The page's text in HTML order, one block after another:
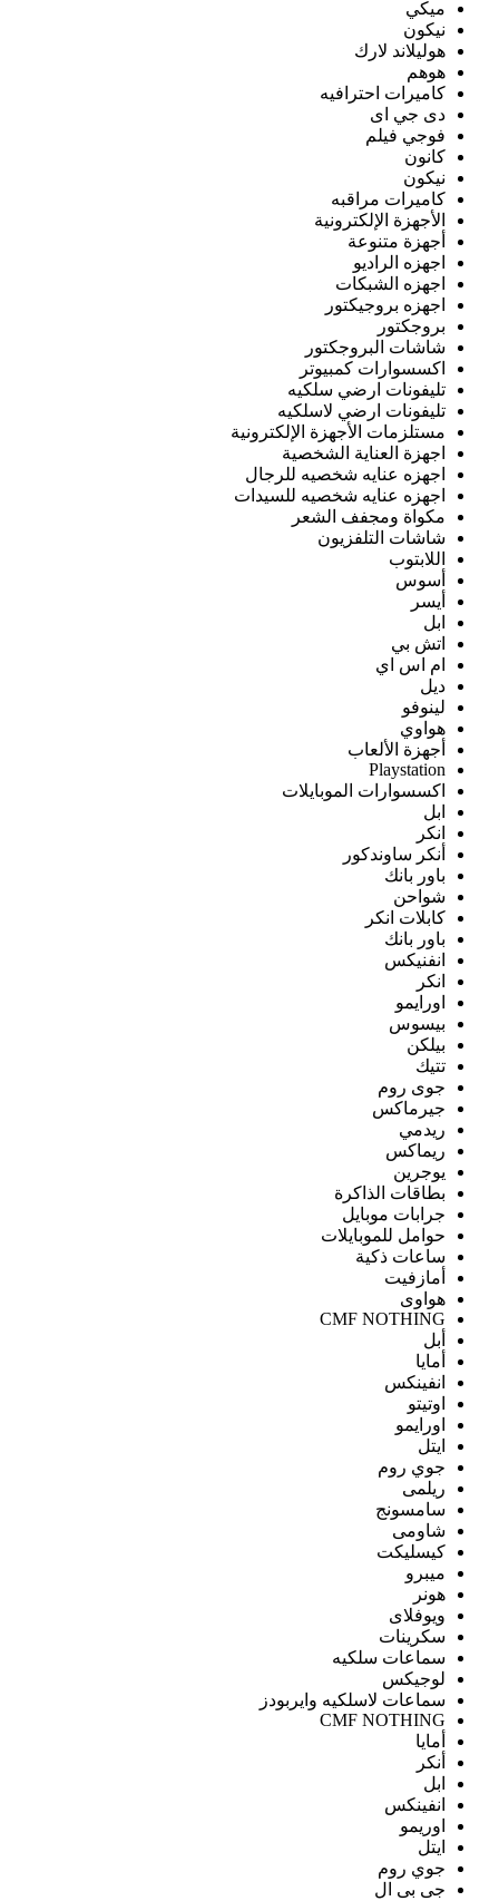
ميكي
نيكون
هوليلاند لارك
هوهم
كاميرات احترافيه
دى جي اى
فوجي فيلم
كانون
نيكون
كاميرات مراقبه
الأجهزة الإلكترونية
أجهزة متنوعة
اجهزه الراديو
اجهزه الشبكات
اجهزه بروجيكتور
بروجكتور
شاشات البروجكتور
اكسسوارات كمبيوتر
تليفونات ارضي سلكيه
تليفونات ارضي لاسلكيه
مستلزمات الأجهزة الإلكترونية
اجهزة العناية الشخصية
اجهزه عنايه شخصيه للرجال
اجهزه عنايه شخصيه للسيدات
مكواة ومجفف الشعر
شاشات التلفزيون
اللابتوب
أسوس
أيسر
ابل
اتش بي
ام اس اي
ديل
لينوفو
هواوي
أجهزة الألعاب
Playstation
اكسسوارات الموبايلات
ابل
انكر
أنكر ساوندكور
باور بانك
شواحن
كابلات انكر
باور بانك
انفنيكس
انكر
اورايمو
بيسوس
بيلكن
تتيك
جوى روم
جيرماكس
ريدمي
ريماكس
يوجرين
بطاقات الذاكرة
جرابات موبايل
حوامل للموبايلات
ساعات ذكية
أمازفيت
هواوى
CMF NOTHING
أبل
أمايا
انفينكس
اوتيتو
اورايمو
ايتل
جوي روم
ريلمى
سامسونج
شاومى
كيسليكت
ميبرو
هونر
ويوفلاى
سكرينات
سماعات سلكيه
لوجيكس
سماعات لاسلكيه وايربودز
CMF NOTHING
أمايا
أنكر
ابل
انفينكس
اوريمو
ايتل
جوي روم
جى بى ال